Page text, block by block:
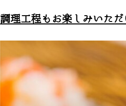
調理工程もお楽しみいた